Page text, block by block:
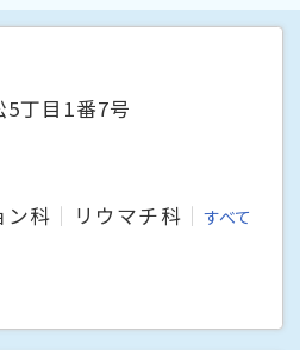
丁目1番7号
ン科
リウマチ科
すべて